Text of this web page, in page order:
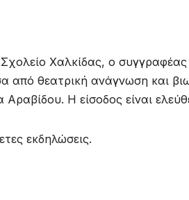
Σχολείο Χαλκίδας, ο
από θεατρική ανάγνωση και
Η είσοδος είναι
εκδηλώσεις.